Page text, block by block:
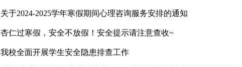
关于2024-2025学年寒假期间心理咨询服务安排的通知
杏仁过寒假，安全不放假！安全提示请注意查收~
我校全面开展学生安全隐患排查工作